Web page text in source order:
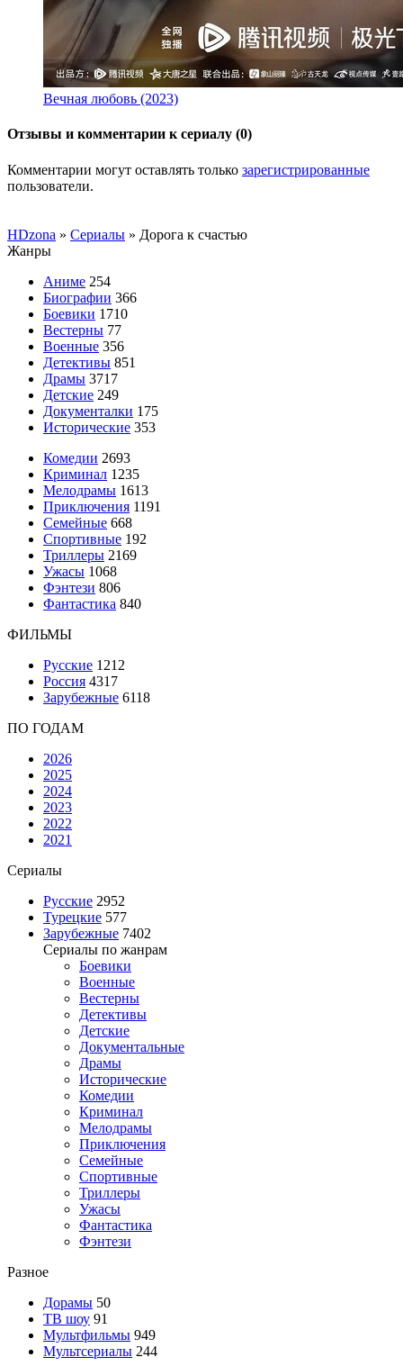
Вечная любовь (2023)
Отзывы и комментарии к сериалу (0)
Комментарии могут оставлять только зарегистрированные
пользователи.
HDzona » Сериалы » Дорога к счастью
Жанры
Аниме 254
Биографии 366
Боевики 1710
Вестерны 77
Военные 356
Детективы 851
Драмы 3717
Детские 249
Документалки 175
Исторические 353
Комедии 2693
Криминал 1235
Мелодрамы 1613
Приключения 1191
Семейные 668
Спортивные 192
Триллеры 2169
Ужасы 1068
Фэнтези 806
Фантастика 840
ФИЛЬМЫ
Русские 1212
Россия 4317
Зарубежные 6118
ПО ГОДАМ
2026
2025
2024
2023
2022
2021
Сериалы
Русские 2952
Турецкие 577
Зарубежные 7402
Сериалы по жанрам
Боевики
Военные
Вестерны
Детективы
Детские
Документальные
Драмы
Исторические
Комедии
Криминал
Мелодрамы
Приключения
Семейные
Спортивные
Триллеры
Ужасы
Фантастика
Фэнтези
Разное
Дорамы 50
ТВ шоу 91
Мультфильмы 949
Мультсериалы 244